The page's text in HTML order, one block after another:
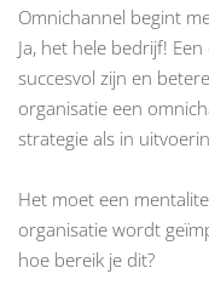
Omnichannel begint
Ja, het hele bedrijf!
succesvol zijn en
organisatie een
strategie als in
Het moet een
organisatie wordt
hoe bereik je dit?